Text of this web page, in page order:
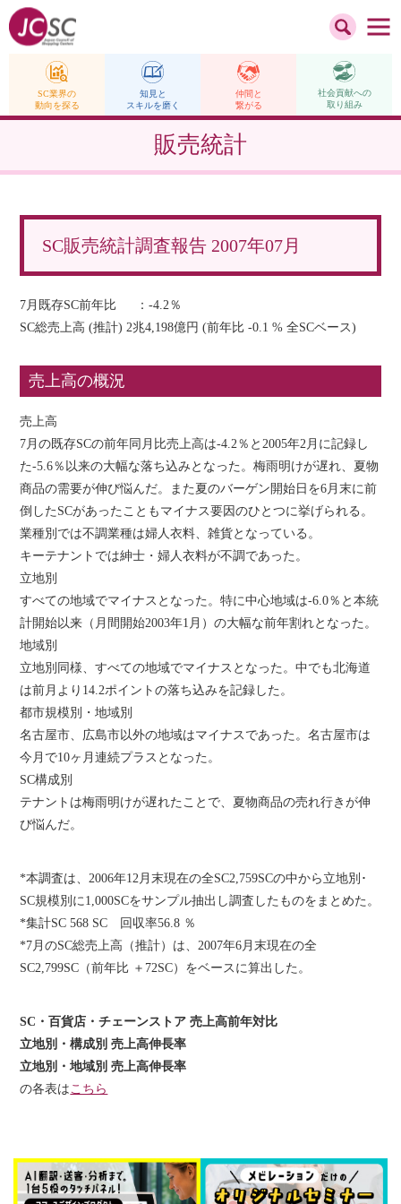
SC業界の
動向を探る
知見と
スキルを磨く
仲間と
繋がる
社会貢献への
取り組み
販売統計
SC販売統計調査報告 2007年07月
7月既存SC前年比 ：-4.2％
SC総売上高 (推計) 2兆4,198億円 (前年比 -0.1 % 全SCベース)
売上高の概況
売上高
7月の既存SCの前年同月比売上高は-4.2％と2005年2月に記録し
た-5.6％以来の大幅な落ち込みとなった。梅雨明けが遅れ、夏物
商品の需要が伸び悩んだ。また夏のバーゲン開始日を6月末に前
倒したSCがあったこともマイナス要因のひとつに挙げられる。
業種別では不調業種は婦人衣料、雑貨となっている。
キーテナントでは紳士・婦人衣料が不調であった。
立地別
すべての地域でマイナスとなった。特に中心地域は-6.0％と本統
計開始以来（月間開始2003年1月）の大幅な前年割れとなった。
地域別
立地別同様、すべての地域でマイナスとなった。中でも北海道
は前月より14.2ポイントの落ち込みを記録した。
都市規模別・地域別
名古屋市、広島市以外の地域はマイナスであった。名古屋市は
今月で10ヶ月連続プラスとなった。
SC構成別
テナントは梅雨明けが遅れたことで、夏物商品の売れ行きが伸
び悩んだ。
*本調査は、2006年12月末現在の全SC2,759SCの中から立地別･
SC規模別に1,000SCをサンプル抽出し調査したものをまとめた。
*集計SC 568 SC 回収率56.8 ％
*7月のSC総売上高（推計）は、2007年6月末現在の全
SC2,799SC（前年比 ＋72SC）をベースに算出した。
SC・百貨店・チェーンストア 売上高前年対比
立地別・構成別 売上高伸長率
立地別・地域別 売上高伸長率
の各表は こちら